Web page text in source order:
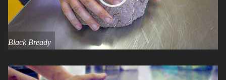
Black Bready